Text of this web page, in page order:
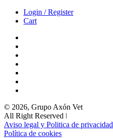
Login / Register
Cart
© 2026, Grupo Axón Vet
All Right Reserved ǀ
Aviso legal y Politica de privacidad
Política de cookies